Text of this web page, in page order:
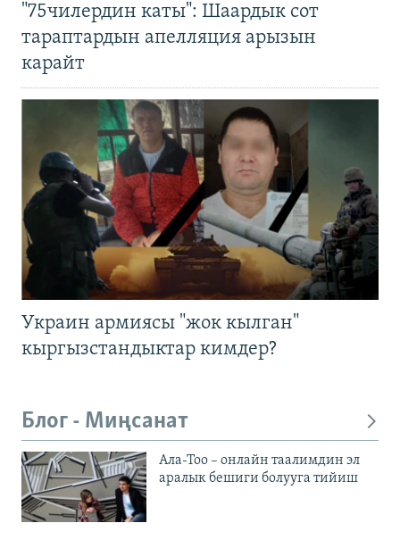
"75чилердин каты": Шаардык сот
тараптардын апелляция арызын
карайт
Украин армиясы "жок кылган"
кыргызстандыктар кимдер?
Блог - Миңсанат
Ала-Тоо – онлайн таалимдин эл
аралык бешиги болууга тийиш